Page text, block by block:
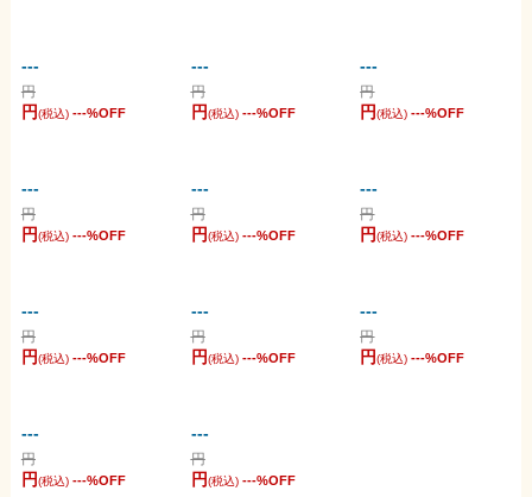
---
円
円(税込) ---%OFF
---
円
円(税込) ---%OFF
---
円
円(税込) ---%OFF
---
円
円(税込) ---%OFF
---
円
円(税込) ---%OFF
---
円
円(税込) ---%OFF
---
円
円(税込) ---%OFF
---
円
円(税込) ---%OFF
---
円
円(税込) ---%OFF
---
円
円(税込) ---%OFF
---
円
円(税込) ---%OFF